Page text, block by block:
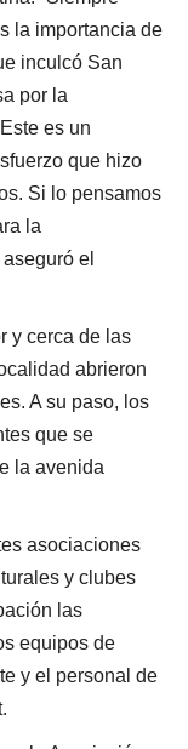
la importancia de
inculcó San
por la
es un
que hizo
Si lo pensamos
la
el
y cerca de las
abrieron
A su paso, los
que se
la avenida
asociaciones
y clubes
las
equipos de
y el personal de